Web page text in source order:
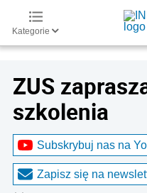
Kategorie
ZUS
szkolenia
Subskrybuj nas na
Zapisz się na